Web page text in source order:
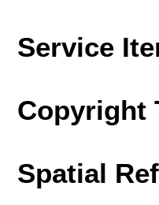
Service
Copyright
Spatial